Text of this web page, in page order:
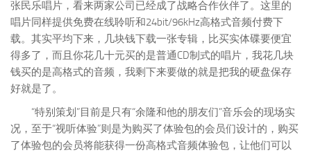
张民乐唱片，看来两家公司已经成了战略合作伙伴了。这里的
唱片同样提供免费在线聆听和24bit/96kHz高格式音频付费下
载。其实平均下来，几块钱下载一张专辑，比买实体碟要便宜
得多了，而且你花几十元买的是普通CD制式的唱片，我花几块
钱买的是高格式的音频，我剩下来要做的就是把我的硬盘保存
好就是了。
“特别策划”目前是只有“余隆和他的朋友们”音乐会的现场实
况，至于“视听体验”则是为购买了体验包的会员们设计的，购买
了体验包的会员将能获得一份高格式音频体验包，让他们可以